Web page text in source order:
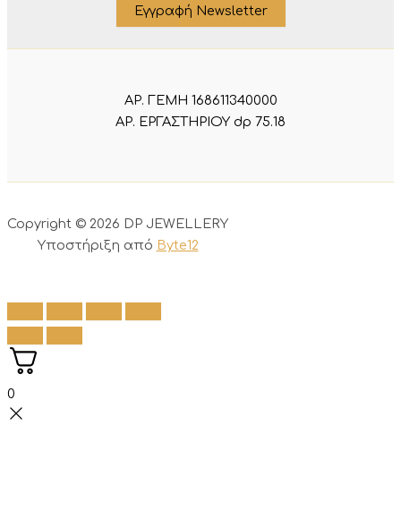
Εγγραφή Newsletter
ΑΡ. ΓΕΜΗ 168611340000
ΑΡ. ΕΡΓΑΣΤΗΡΙΟΥ dp 75.18
Copyright © 2026 DP JEWELLERY
Υποστήριξη από Byte12
0